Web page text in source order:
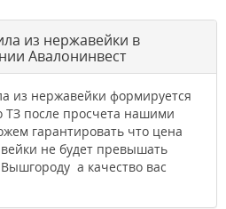
из нержавейки в
Авалонинвест
из нержавейки формируется
ТЗ после просчета нашими
гарантировать что цена
не будет превышать
а качество вас